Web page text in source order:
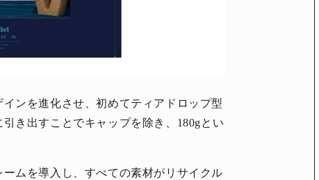
ンを進化させ、初めてティアドロップ型
き出すことでキャップを除き、180gとい
ムを導入し、すべての素材がリサイクル